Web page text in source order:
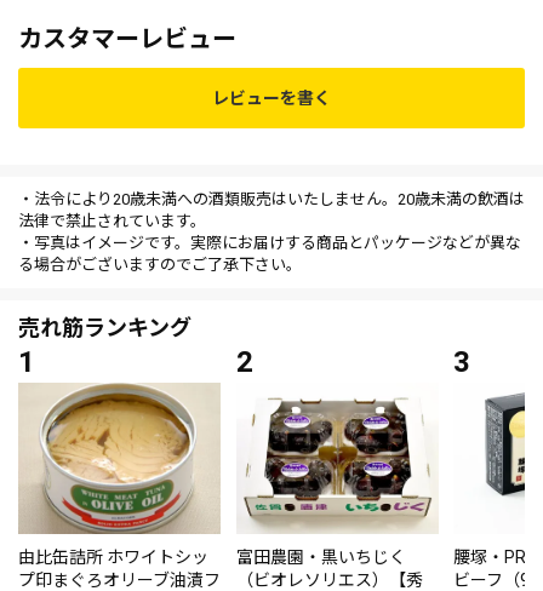
カスタマーレビュー
レビューを書く
・法令により20歳未満への酒類販売はいたしません。20歳未満の飲酒は
法律で禁止されています。
・写真はイメージです。実際にお届けする商品とパッケージなどが異な
る場合がございますのでご了承下さい。
売れ筋ランキング
由比缶詰所 ホワイトシッ
プ印まぐろオリーブ油漬フ
富田農園・黒いちじく
（ビオレソリエス）【秀
腰塚・
ビーフ（